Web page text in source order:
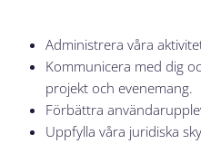
Administrera våra
Kommunicera med dig
projekt och evenemang.
Förbättra
Uppfylla våra juridiska